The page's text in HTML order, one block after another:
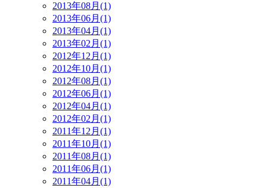
2013年08月(1)
2013年06月(1)
2013年04月(1)
2013年02月(1)
2012年12月(1)
2012年10月(1)
2012年08月(1)
2012年06月(1)
2012年04月(1)
2012年02月(1)
2011年12月(1)
2011年10月(1)
2011年08月(1)
2011年06月(1)
2011年04月(1)